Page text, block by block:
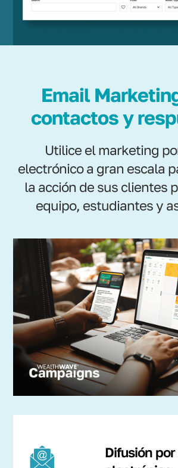
Email
contactos y
Utilice el marketing
electrónico a gran escala
la acción de sus clientes
equipo, estudiantes y
Difusión